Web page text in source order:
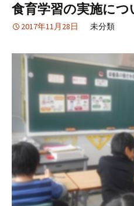
食育学習の実施につ
2017年11月28日 未分類